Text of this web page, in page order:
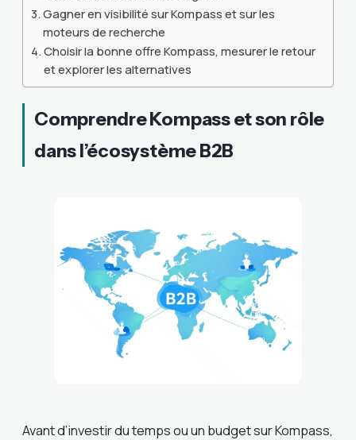
Gagner en visibilité sur Kompass et sur les
moteurs de recherche
Choisir la bonne offre Kompass, mesurer le retour
et explorer les alternatives
Comprendre Kompass et son rôle
dans l’écosystème B2B
Avant d’investir du temps ou un budget sur Kompass,